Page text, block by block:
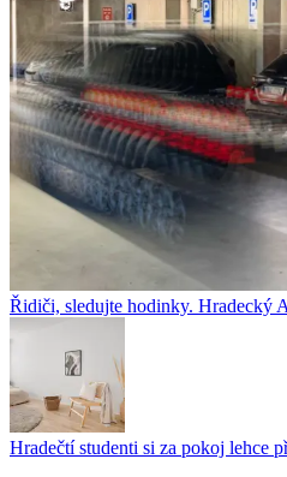
Řidiči, sledujte hodinky. Hradecký
Hradečtí studenti si za pokoj lehce